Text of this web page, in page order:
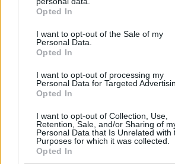
grant or deny consent to Google and its
use your data for below specified
consent section.
Opted In
I want to opt-out of the Sale of my
Personal Data.
Opted In
I want to opt-out of processing my
Personal Data for Targeted
Opted In
I want to opt-out of Collection, Use,
Retention, Sale, and/or Sharing of
Personal Data that Is Unrelated with
Purposes for which it was collected.
Opted In
menú a los consumidores a
Por eso hemos diseñado un
ayudar a tu negocio a adaptarse
circunstancias actuales que
viviendo. Contamos con una
trabajo en tu negocio o
puedas ofrecer a tus clientes la
apoyo que merecen. Llega la